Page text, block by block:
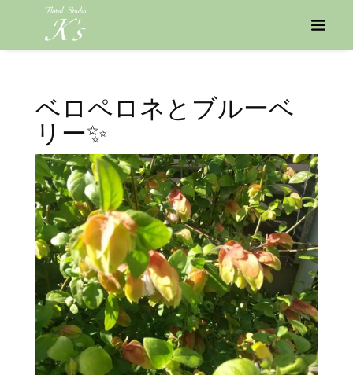
ベロペロネとブルーベ
リー✨